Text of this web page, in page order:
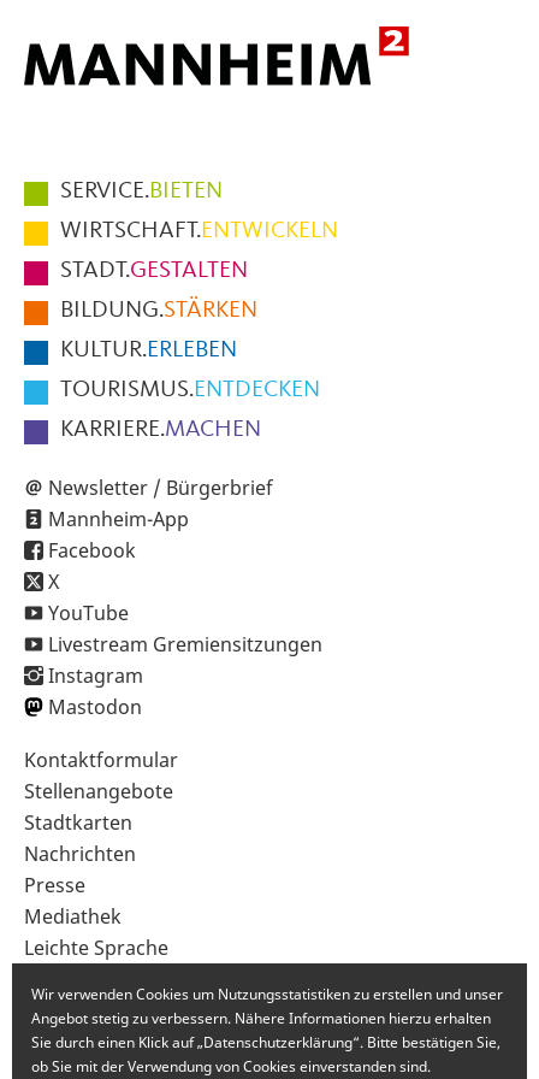
Hauptmenüpunkte
im
Fußbereich
der
Seite
SERVICE.BIETEN
WIRTSCHAFT.ENTWICKELN
STADT.GESTALTEN
BILDUNG.STÄRKEN
KULTUR.ERLEBEN
TOURISMUS.ENTDECKEN
KARRIERE.MACHEN
Newsletter / Bürgerbrief
Mannheim-App
Facebook
X
YouTube
Livestream Gremiensitzungen
Instagram
Mastodon
Sekundärnavigation
im
Fußbereich
Kontaktformular
Stellenangebote
Stadtkarten
Nachrichten
Presse
Mediathek
Leichte Sprache
Wir verwenden Cookies um Nutzungsstatistiken zu erstellen und unser
Angebot stetig zu verbessern. Nähere Informationen hierzu erhalten
Sie durch einen Klick auf „Datenschutzerklärung“. Bitte bestätigen Sie,
ob Sie mit der Verwendung von Cookies einverstanden sind.